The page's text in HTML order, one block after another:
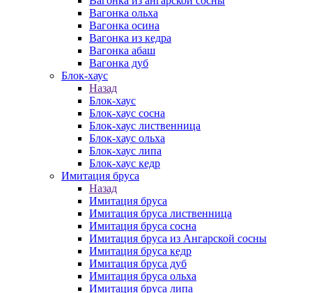
Вагонка ольха
Вагонка осина
Вагонка из кедра
Вагонка абаш
Вагонка дуб
Блок-хаус
Назад
Блок-хаус
Блок-хаус сосна
Блок-хаус лиственница
Блок-хаус ольха
Блок-хаус липа
Блок-хаус кедр
Имитация бруса
Назад
Имитация бруса
Имитация бруса лиственница
Имитация бруса сосна
Имитация бруса из Ангарской сосны
Имитация бруса кедр
Имитация бруса дуб
Имитация бруса ольха
Имитация бруса липа